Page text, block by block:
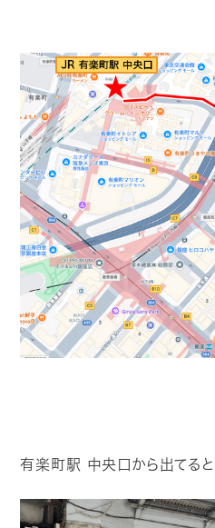
有楽町駅 中央口から出てると